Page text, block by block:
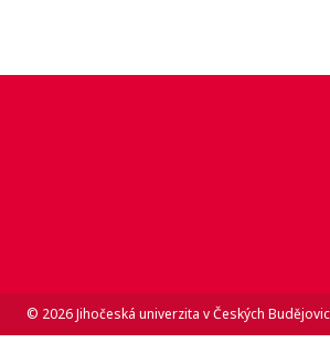
© 2026 Jihočeská univerzita v Českých